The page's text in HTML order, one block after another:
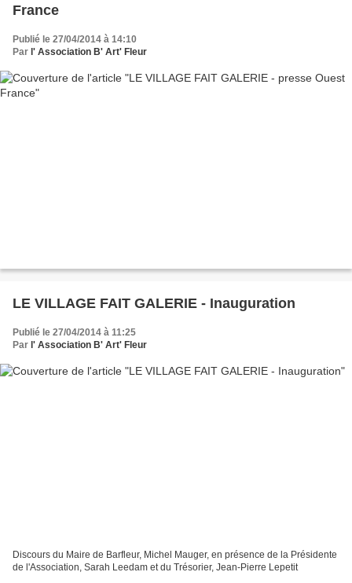
France
Publié le 27/04/2014 à 14:10
Par l' Association B' Art' Fleur
LE VILLAGE FAIT GALERIE - Inauguration
Publié le 27/04/2014 à 11:25
Par l' Association B' Art' Fleur
Discours du Maire de Barfleur, Michel Mauger, en présence de la Présidente
de l'Association, Sarah Leedam et du Trésorier, Jean-Pierre Lepetit